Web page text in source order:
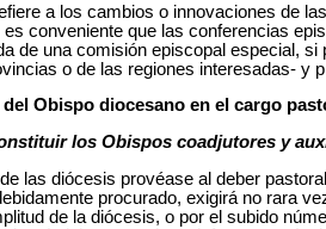
a los cambios o innovaciones de
es conveniente que las conferencias
de una comisión episcopal especial,
o de las regiones interesadas- y
del Obispo diocesano en el cargo
los Obispos coadjutores y
las diócesis provéase al deber
procurado, exigirá no rara
de la diócesis, o por el subido